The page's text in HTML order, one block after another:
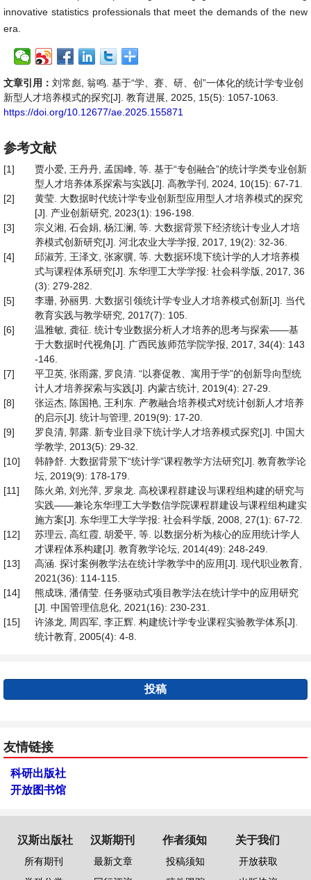
innovative statistics professionals that meet the demands of the new
era.
文章引用： 刘常彪, 翁鸣. 基于“学、赛、研、创”一体化的统计学专业创
新型人才培养模式的探究[J]. 教育进展, 2025, 15(5): 1057-1063.
https://doi.org/10.12677/ae.2025.155871
参考文献
[1]
贾小爱, 王丹丹, 孟国峰, 等. 基于“专创融合”的统计学类专业创新
型人才培养体系探索与实践[J]. 高教学刊, 2024, 10(15): 67-71.
[2]
黄莹. 大数据时代统计学专业创新型应用型人才培养模式的探究
[J]. 产业创新研究, 2023(1): 196-198.
[3]
宗义湘, 石会娟, 杨江澜, 等. 大数据背景下经济统计专业人才培
养模式创新研究[J]. 河北农业大学学报, 2017, 19(2): 32-36.
[4]
邱淑芳, 王泽文, 张家骥, 等. 大数据环境下统计学的人才培养模
式与课程体系研究[J]. 东华理工大学学报: 社会科学版, 2017, 36
(3): 279-282.
[5]
李珊, 孙丽男. 大数据引领统计学专业人才培养模式创新[J]. 当代
教育实践与教学研究, 2017(7): 105.
[6]
温雅敏, 龚征. 统计专业数据分析人才培养的思考与探索——基
于大数据时代视角[J]. 广西民族师范学院学报, 2017, 34(4): 143
-146.
[7]
平卫英, 张雨露, 罗良清. “以赛促教、寓用于学”的创新导向型统
计人才培养探索与实践[J]. 内蒙古统计, 2019(4): 27-29.
[8]
张运杰, 陈国艳, 王利东. 产教融合培养模式对统计创新人才培养
的启示[J]. 统计与管理, 2019(9): 17-20.
[9]
罗良清, 郭露. 新专业目录下统计学人才培养模式探究[J]. 中国大
学教学, 2013(5): 29-32.
[10]
韩静舒. 大数据背景下“统计学”课程教学方法研究[J]. 教育教学论
坛, 2019(9): 178-179.
[11]
陈火弟, 刘光萍, 罗泉龙. 高校课程群建设与课程组构建的研究与
实践——兼论东华理工大学数信学院课程群建设与课程组构建实
施方案[J]. 东华理工大学学报: 社会科学版, 2008, 27(1): 67-72.
[12]
苏理云, 高红霞, 胡爱平, 等. 以数据分析为核心的应用统计学人
才课程体系构建[J]. 教育教学论坛, 2014(49): 248-249.
[13]
高涵. 探讨案例教学法在统计学教学中的应用[J]. 现代职业教育,
2021(36): 114-115.
[14]
熊成珠, 潘倩莹. 任务驱动式项目教学法在统计学中的应用研究
[J]. 中国管理信息化, 2021(16): 230-231.
[15]
许涤龙, 周四军, 李正辉. 构建统计学专业课程实验教学体系[J].
统计教育, 2005(4): 4-8.
投稿
友情链接
科研出版社
开放图书馆
汉斯出版社
所有期刊
汉斯期刊
最新文章
作者须知
投稿须知
关于我们
开放获取